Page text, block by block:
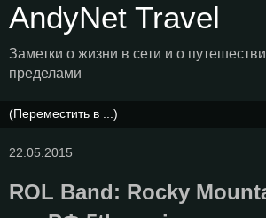
AndyNet Travel
Заметки о жизни в сети и о
пределами
22.05.2015
ROL Band: Rocky